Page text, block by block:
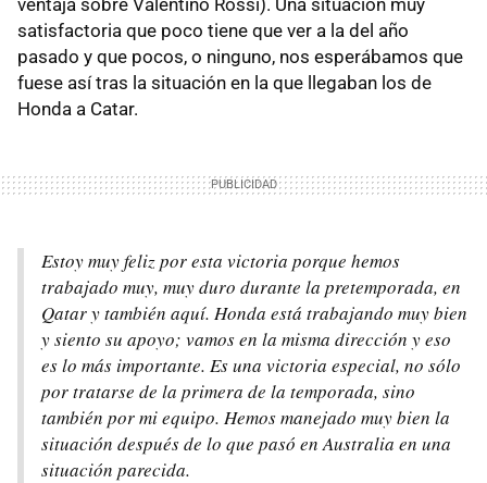
satisfactoria que poco tiene que ver a la del año
pasado y que pocos, o ninguno, nos esperábamos que
fuese así tras la situación en la que llegaban los de
Honda a Catar.
Estoy muy feliz por esta victoria porque hemos
trabajado muy, muy duro durante la pretemporada, en
Qatar y también aquí. Honda está trabajando muy bien
y siento su apoyo; vamos en la misma dirección y eso
es lo más importante. Es una victoria especial, no sólo
por tratarse de la primera de la temporada, sino
también por mi equipo. Hemos manejado muy bien la
situación después de lo que pasó en Australia en una
situación parecida.